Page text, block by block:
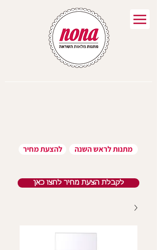
להצעת מחיר מתנות לראש השנה
לקבלת הצעת מחיר לחצו כאן